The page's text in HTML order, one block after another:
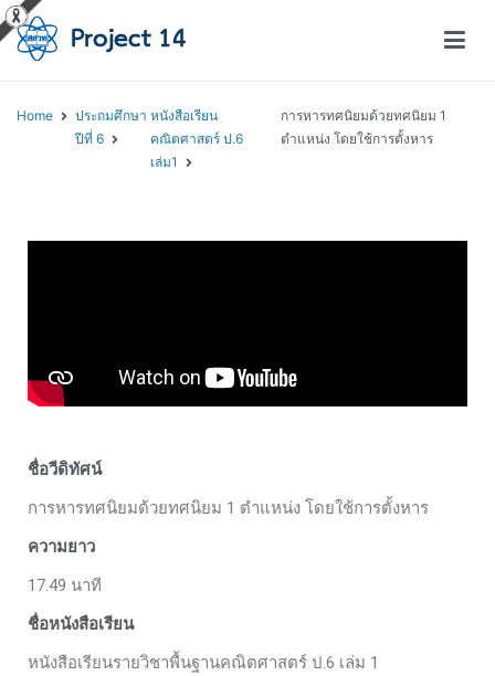
Home
ประถมศึกษา
ปีที่ 6
หนังสือเรียน
คณิตศาสตร์ ป.6
เล่ม1
การหารทศนิยมด้วยทศนิยม 1
ตำแหน่ง โดยใช้การตั้งหาร
ชื่อวีดิทัศน์
การหารทศนิยมด้วยทศนิยม 1 ตำแหน่ง โดยใช้การตั้งหาร
ความยาว
17.49 นาที
ชื่อหนังสือเรียน
หนังสือเรียนรายวิชาพื้นฐานคณิตศาสตร์ ป.6 เล่ม 1